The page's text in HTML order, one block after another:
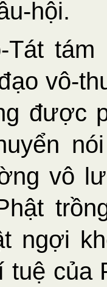
hội.
Tát
vô-
được
vô
ngợi
tuệ của